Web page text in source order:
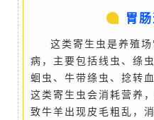
胃
这类寄生虫是养殖
病，主要包括线虫、绦
蛔虫、牛带绦虫、捻转
这类寄生虫会消耗营养
致牛羊出现皮毛粗乱，